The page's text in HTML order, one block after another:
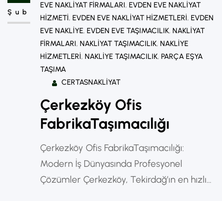
Şub
EVE NAKLIYAT FIRMALARI, EVDEN EVE NAKLIYAT
HIZMETI, EVDEN EVE NAKLIYAT HIZMETLERI, EVDEN
EVE NAKLIYE, EVDEN EVE TAŞIMACILIK, NAKLIYAT
FIRMALARI, NAKLIYAT TAŞIMACILIK, NAKLIYE
HIZMETLERI, NAKLIYE TAŞIMACILIK, PARÇA EŞYA
TAŞIMA
CERTASNAKLIYAT
Çerkezköy Ofis
FabrikaTaşımacılığı
Çerkezköy Ofis FabrikaTaşımacılığı:
Modern İş Dünyasında Profesyonel
Çözümler Çerkezköy, Tekirdağ’ın en hızlı